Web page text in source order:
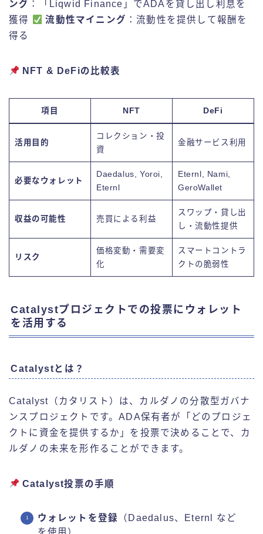
ング ：「Liqwid Finance」でADAを貸し出し利息を
獲得
流動性マイニング ：流動性を提供して報酬を
得る
NFT & DeFiの比較表
項目 NFT DeFi
活用目的
コレクション・投
資
金融サービス利用
必要なウォレット
Daedalus, Yoroi,
Eternl
Eternl, Nami,
GeroWallet
収益の可能性 売買による利益
スワップ・貸し出
し・流動性提供
リスク
価格変動・需要変
化
スマートコントラ
クトの脆弱性
Catalystプロジェクトでの投票にウォレット
を活用する
Catalystとは？
Catalyst（カタリスト）は、カルダノの分散型ガバナ
ンスプロジェクトです。ADA保有者が「どのプロジェ
クトに資金を提供するか」を投票で決めることで、カ
ルダノの未来を形作ることができます。
Catalyst投票の手順
ウォレットを登録
（Daedalus、Eternl など
を使用）